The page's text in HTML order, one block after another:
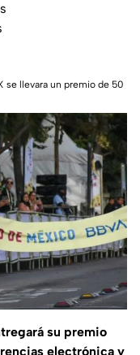
se llevara un premio de 50
su premio
electrónica y